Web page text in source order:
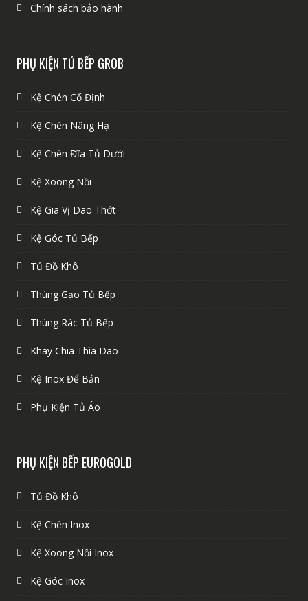
Chính sách bảo hành
PHỤ KIỆN TỦ BẾP GROB
Kệ Chén Cố Định
Kệ Chén Nâng Hạ
Kệ Chén Đĩa Tủ Dưới
Kệ Xoong Nồi
Kệ Gia Vị Dao Thớt
Kệ Góc Tủ Bếp
Tủ Đồ Khô
Thùng Gạo Tủ Bếp
Thùng Rác Tủ Bếp
Khay Chia Thìa Dao
Kệ Inox Để Bản
Phụ Kiện Tủ Áo
PHỤ KIỆN BẾP EUROGOLD
Tủ Đồ Khô
Kệ Chén Inox
Kệ Xoong Nồi Inox
Kệ Góc Inox